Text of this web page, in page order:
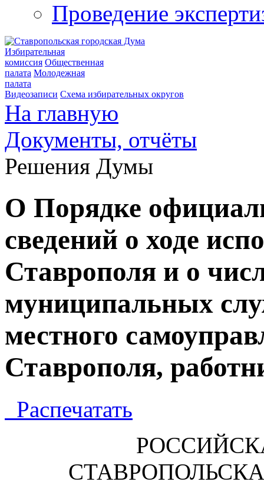
Проведение
Избирательная
комиссия Общественная
палата Молодежная
палата
Видеозаписи Схема избирательных округов
На главную
Документы, отчёты
Решения Думы
О Порядке
сведений о ходе
Ставрополя и о
муниципальных
местного
Ставрополя,
Распечатать